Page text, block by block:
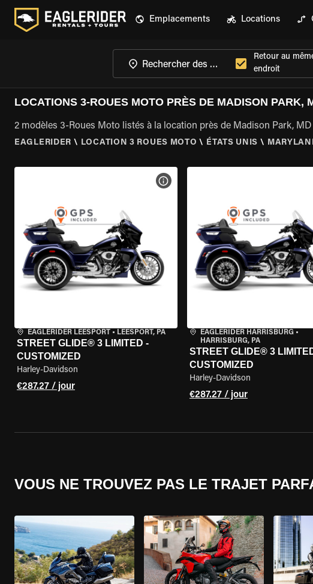
Emplacements Locations
Retour au
endroit
LOCATIONS 3-ROUES MOTO PRÈS DE MADISON PARK,
2 modèles 3-Roues Moto listés à la location près de Madison Park, MD
EAGLERIDER \ LOCATION 3 ROUES MOTO \ ÉTATS UNIS \
EAGLERIDER LEESPORT • LEESPORT, PA
STREET GLIDE® 3 LIMITED -
CUSTOMIZED
Harley-Davidson
€287.27 / jour
VOIR LES SPÉCIFICATIONS DE LA MOTO
EAGLERIDER HARRISBURG•
HARRISBURG, PA
STREET GLIDE® 3
CUSTOMIZED
Harley-Davidson
€287.27 / jour
VOUS NE TROUVEZ PAS LE TRAJET